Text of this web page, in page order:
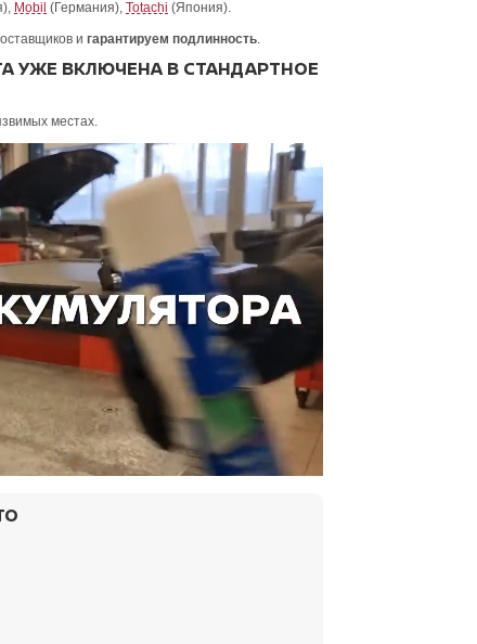
Mobil (Германия), Totachi (Япония).
и гарантируем подлинность
УЖЕ ВКЛЮЧЕНА В СТАНДАРТНОЕ
местах.